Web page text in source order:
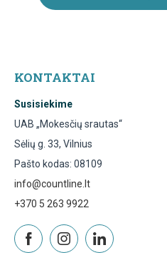
KONTAKTAI
Susisiekime
UAB „Mokesčių srautas“
Sėlių g. 33, Vilnius
Pašto kodas: 08109
info@countline.lt
+370 5 263 9922